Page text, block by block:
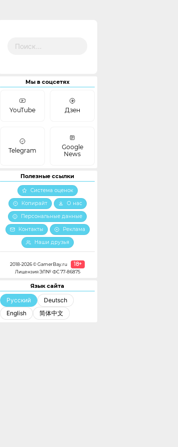
Мы в соцсетях
YouTube Дзен
Telegram
Google
News
Полезные ссылки
Система оценок
Копирайт
О нас
Персональные данные
Контакты
Реклама
Наши друзья
2018-2026 © GamerBay.ru 18+
Лицензия ЭЛ№ ФС 77-86875
Язык сайта
Русский
Deutsch
English
简体中文